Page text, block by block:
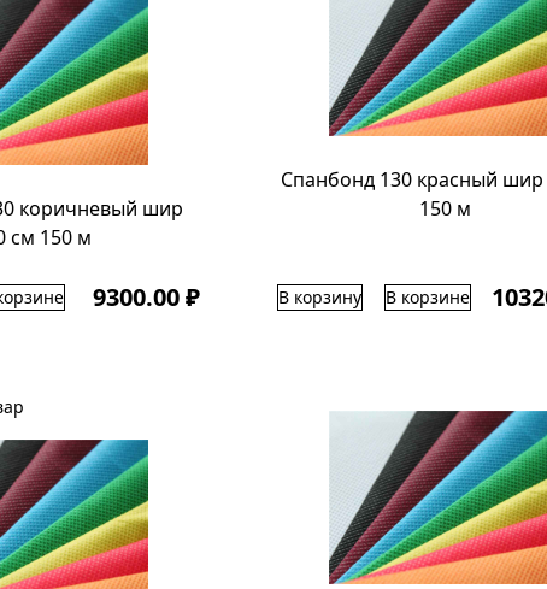
коричневый шир
см 150 м
9300.00 ₽
Спанбонд 130 красный шир
150 м
В корзину В корзине